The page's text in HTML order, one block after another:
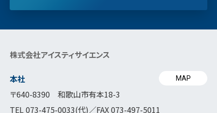
株式会社アイスティサイエンス
本社
〒640-8390 和歌山市有本18-3
TEL073-475-0033(代)／FAX 073-497-5011
MAP